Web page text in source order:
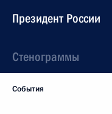
Президент России
Стенограммы
События